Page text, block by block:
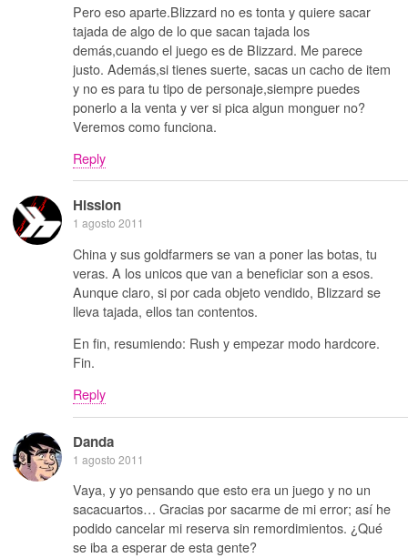
Pero eso aparte.Blizzard no es tonta y quiere sacar
tajada de algo de lo que sacan tajada los
demás,cuando el juego es de Blizzard. Me parece
justo. Además,si tienes suerte, sacas un cacho de item
y no es para tu tipo de personaje,siempre puedes
ponerlo a la venta y ver si pica algun monguer no?
Veremos como funciona.
Reply
Hission
1 agosto 2011
China y sus goldfarmers se van a poner las botas, tu
veras. A los unicos que van a beneficiar son a esos.
Aunque claro, si por cada objeto vendido, Blizzard se
lleva tajada, ellos tan contentos.
En fin, resumiendo: Rush y empezar modo hardcore.
Fin.
Reply
Danda
1 agosto 2011
Vaya, y yo pensando que esto era un juego y no un
sacacuartos… Gracias por sacarme de mi error; así he
podido cancelar mi reserva sin remordimientos. ¿Qué
se iba a esperar de esta gente?